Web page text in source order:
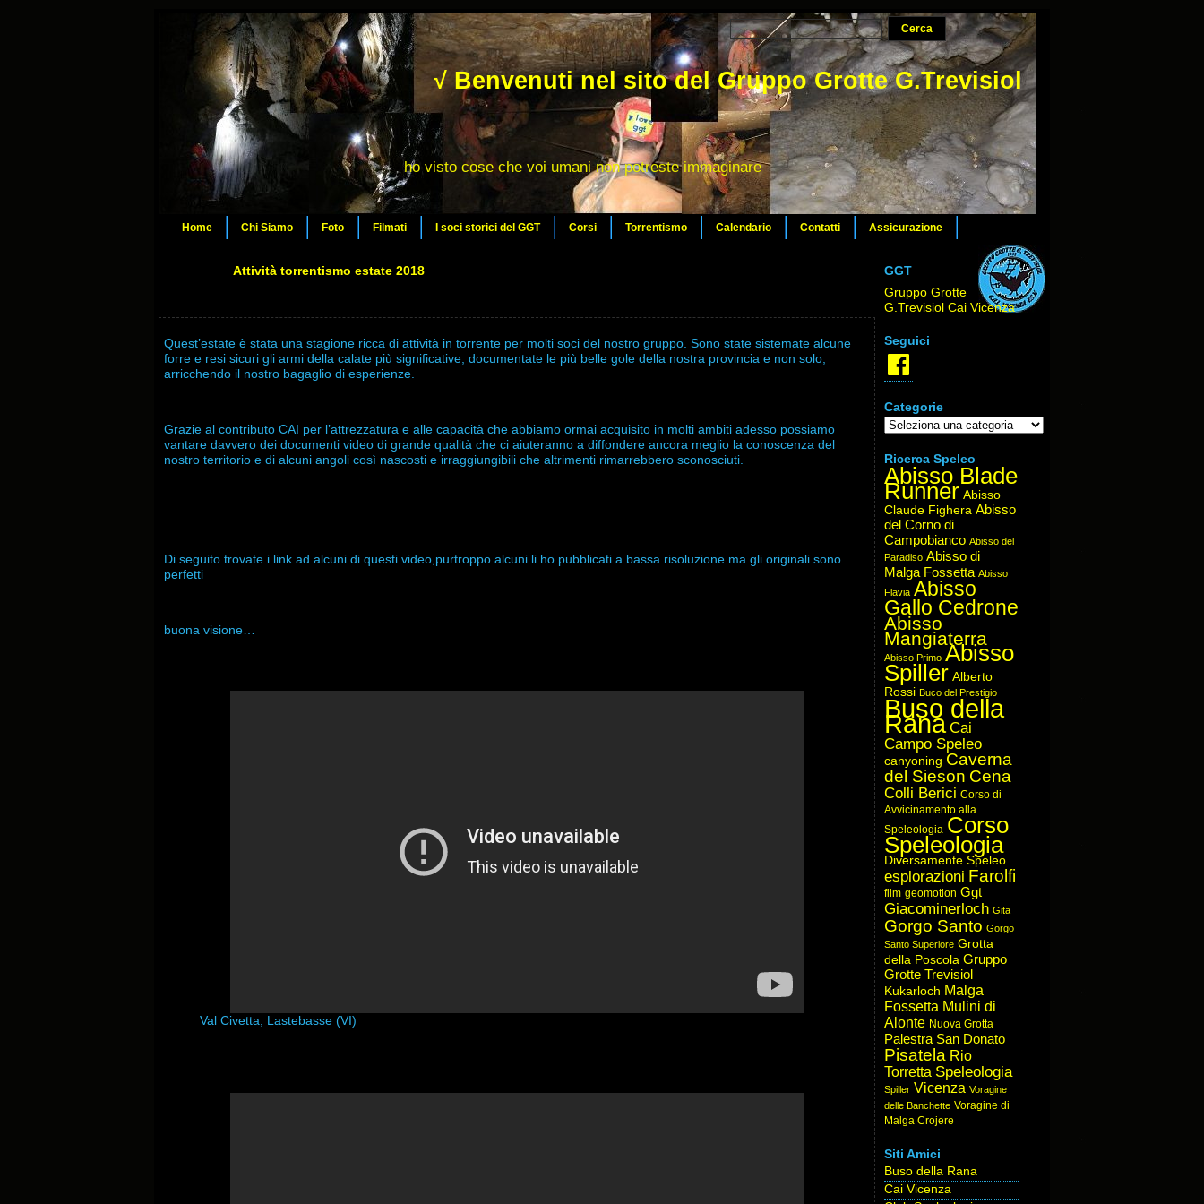
√ Benvenuti nel sito del Gruppo Grotte G.Trevisiol
ho visto cose che voi umani non potreste immaginare
Home Chi Siamo Foto Filmati I soci storici del GGT Corsi Torrentismo Calendario Contatti Assicurazione
Attività torrentismo estate 2018
Quest’estate è stata una stagione ricca di attività in torrente per molti soci del nostro gruppo. Sono state sistemate alcune
forre e resi sicuri gli armi della calate più significative, documentate le più belle gole della nostra provincia e non solo,
arricchendo il nostro bagaglio di esperienze.
Grazie al contributo CAI per l’attrezzatura e alle capacità che abbiamo ormai acquisito in molti ambiti adesso possiamo
vantare davvero dei documenti video di grande qualità che ci aiuteranno a diffondere ancora meglio la conoscenza del
nostro territorio e di alcuni angoli così nascosti e irraggiungibili che altrimenti rimarrebbero sconosciuti.
Di seguito trovate i link ad alcuni di questi video,purtroppo alcuni li ho pubblicati a bassa risoluzione ma gli originali sono
perfetti
buona visione…
Val Civetta, Lastebasse (VI)
GGT
Gruppo Grotte
G.Trevisiol Cai Vicenza
Seguici
Facebook
Categorie
Categorie
Ricerca Speleo
Abisso Blade
Runner Abisso
Claude Fighera Abisso
del Corno di
Campobianco Abisso del
Paradiso Abisso di
Malga Fossetta Abisso
Flavia Abisso
Gallo Cedrone
Abisso
Mangiaterra
Abisso Primo Abisso
Spiller Alberto
Rossi Buco del Prestigio
Buso della
Rana Cai
Campo Speleo
canyoning Caverna
del Sieson Cena
Colli Berici Corso di
Avvicinamento alla
Speleologia Corso
Speleologia
Diversamente Speleo
esplorazioni Farolfi
film geomotion Ggt
Giacominerloch Gita
Gorgo Santo Gorgo
Santo Superiore Grotta
della Poscola Gruppo
Grotte Trevisiol
Kukarloch Malga
Fossetta Mulini di
Alonte Nuova Grotta
Palestra San Donato
Pisatela Rio
Torretta Speleologia
Spiller Vicenza Voragine
delle Banchette Voragine di
Malga Crojere
Siti Amici
Buso della Rana
Cai Vicenza